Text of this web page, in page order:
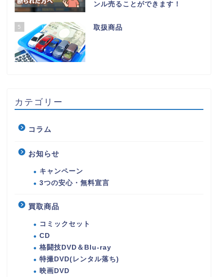
ンル売ることができます！
5 取扱商品
カテゴリー
コラム
お知らせ
キャンペーン
3つの安心・無料宣言
買取商品
コミックセット
CD
格闘技DVD＆Blu-ray
特撮DVD(レンタル落ち)
映画DVD